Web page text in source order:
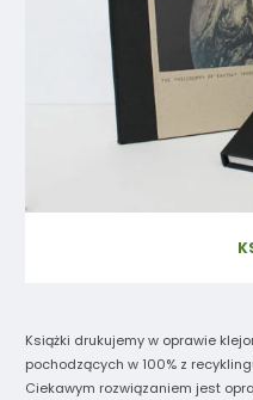
Książki drukujemy w oprawie
pochodzących w 100% z
Ciekawym rozwiązaniem jest